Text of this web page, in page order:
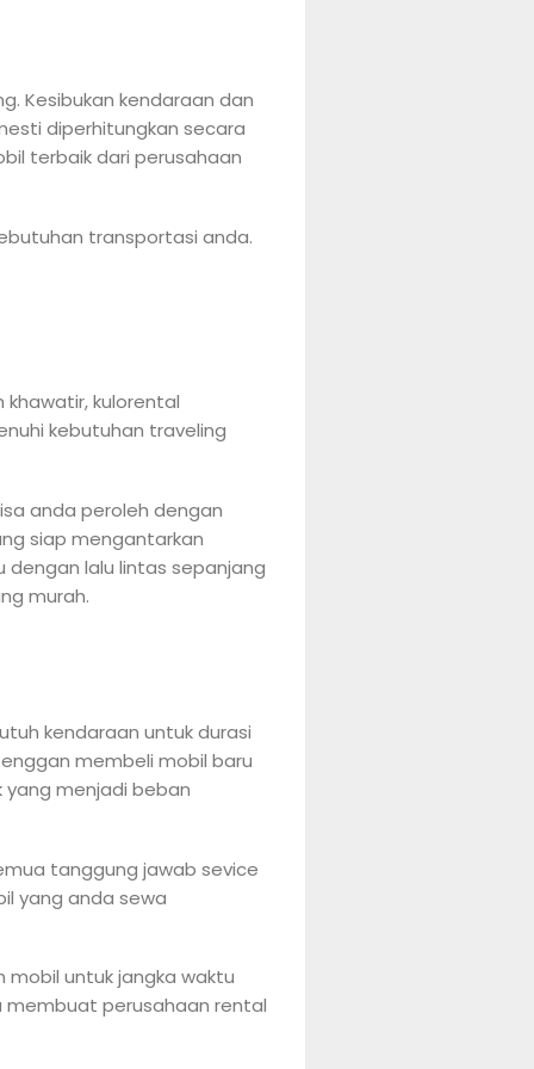
Kesibukan kendaraan dan
diperhitungkan secara
terbaik dari perusahaan
transportasi anda.
kulorental
kebutuhan traveling
anda peroleh dengan
siap mengantarkan
dengan lalu lintas sepanjang
murah.
kendaraan untuk durasi
membeli mobil baru
yang menjadi beban
tanggung jawab sevice
yang anda sewa
untuk jangka waktu
membuat perusahaan rental